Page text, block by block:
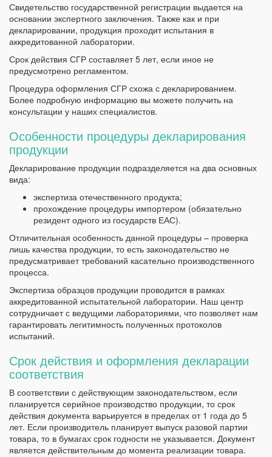
Свидетельство государственной регистрации выдается на
основании экспертного заключения. Также как и при
декларировании, продукция проходит испытания в
аккредитованной лаборатории.
Срок действия СГР составляет 5 лет, если иное не
предусмотрено регламентом.
Процедура оформления СГР схожа с декларированием.
Более подробную информацию вы можете получить на
консультации у наших специалистов.
Особенности процедуры декларирования
продукции
Декларирование продукции подразделяется на два основных
вида:
экспертиза отечественного продукта;
прохождение процедуры импортером (обязательно
резидент одного из государств ЕАС).
Отличительная особенность данной процедуры – проверка
лишь качества продукции, то есть законодательство не
предусматривает требований касательно производственного
процесса.
Экспертиза образцов продукции проводится в рамках
аккредитованной испытательной лаборатории. Наш центр
сотрудничает с ведущими лабораториями, что позволяет нам
гарантировать легитимность полученных протоколов
испытаний.
Срок действия и оформления декларации
соответствия
В соответствии с действующим законодательством, если
планируется серийное производство продукции, то срок
действия документа варьируется в пределах от 1 года до 5
лет. Если производитель планирует выпуск разовой партии
товара, то в бумагах срок годности не указывается. Документ
является действительным до момента реализации товара.